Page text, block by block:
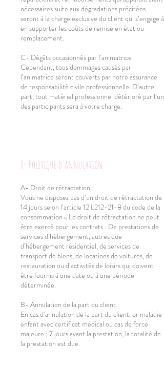
nécessaires suite aux dégradations précitées
seront à la charge exclusive du client qui s’engage à
en supporter les coûts de remise en état ou
remplacement.
C- Dégâts occasionnés par l’animatrice
Cependant, tous dommages causés par
l’animatrice seront couverts par notre assurance
de responsabilité civile professionnelle. D’autre
part, tout matériel professionnel détérioré par l’un
des participants sera à votre charge.
8- Politique d'annulation
A- Droit de rétractation
Vous ne disposez pas d’un droit de rétractation de
14 jours selon l’article 12 L212-21-8 du code de la
consommation « Le droit de rétractation ne peut
être exercé pour les contrats : De prestations de
services d’hébergement, autres que
d’hébergement résidentiel, de services de
transport de biens, de locations de voitures, de
restauration ou d’activités de loisirs qui doivent
être fournis à une date ou à une période
déterminée.
B- Annulation de la part du client
En cas d’annulation de la part du client, or maladie
enfant avec certificat médical ou cas de force
majeure ; 7 jours avant la prestation, la totalité de
la prestation est due.